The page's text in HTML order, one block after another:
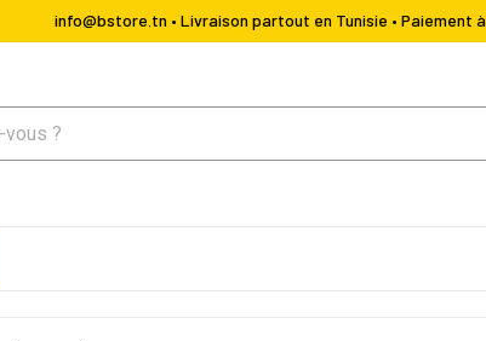
info@bstore.tn • Livraison partout en Tunisie • Paiement